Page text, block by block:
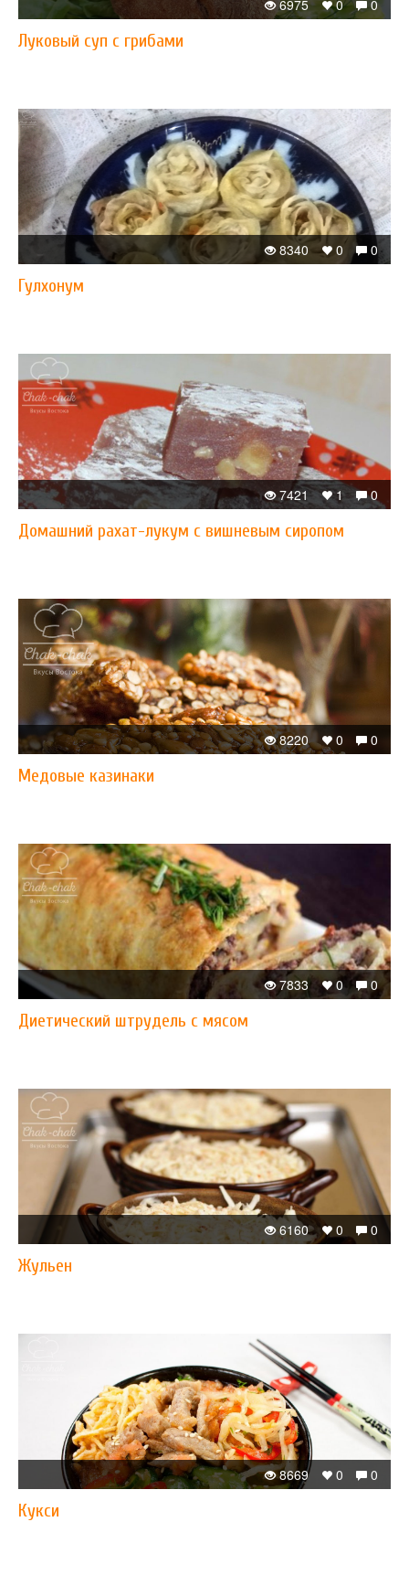
0
0
6975
​Луковый суп с грибами
0
0
8340
Гулхонум
0
1
7421
​Домашний рахат-лукум с вишневым сиропом
0
0
8220
​Медовые казинаки
0
0
7833
Диетический штрудель с мясом
0
0
6160
Жульен
0
0
8669
Кукси